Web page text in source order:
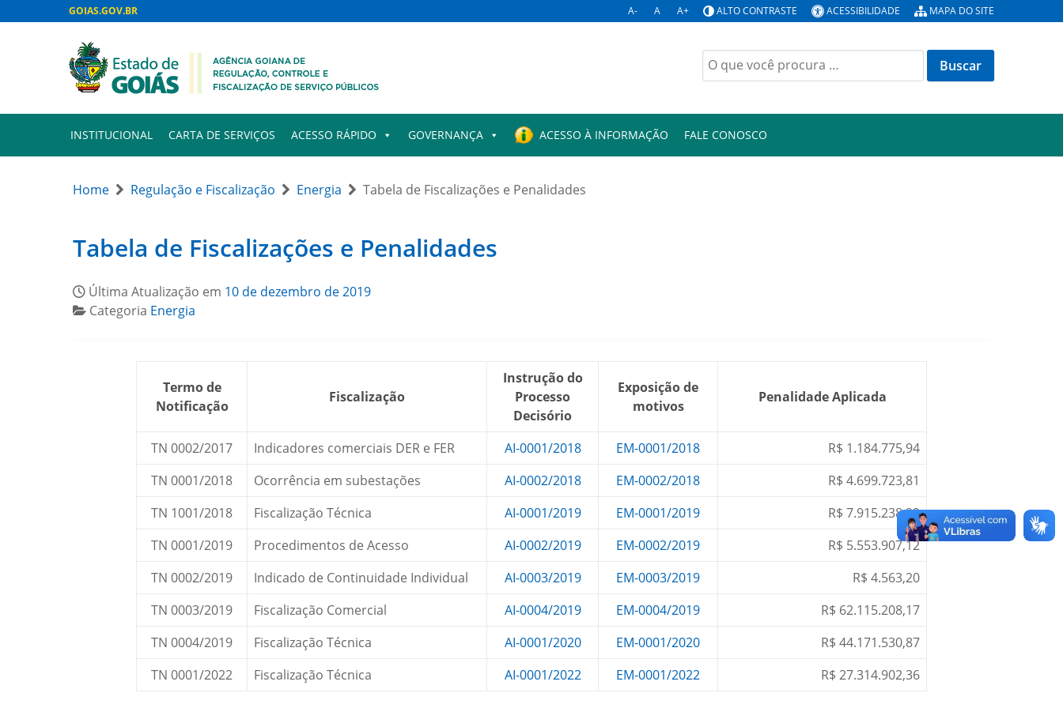
GOIAS.GOV.BR A- A A+ ALTO CONTRASTE ACESSIBILIDADE MAPA DO SITE
Buscar
por:
INSTITUCIONAL CARTA DE SERVIÇOS ACESSO RÁPIDO GOVERNANÇA ACESSO À INFORMAÇÃO FALE CONOSCO
Home Regulação e Fiscalização Energia Tabela de Fiscalizações e Penalidades
Tabela de Fiscalizações e Penalidades
Última Atualização em 10 de dezembro de 2019
Categoria Energia
Termo de
Notificação
Fiscalização
Instrução do
Processo
Decisório
Exposição de
motivos
Penalidade Aplicada
TN 0002/2017 Indicadores comerciais DER e FER AI-0001/2018 EM-0001/2018
R$ 1.184.775,94
TN 0001/2018
Ocorrência em subestações AI-0002/2018 EM-0002/2018
R$ 4.699.723,81
TN 1001/2018
Fiscalização Técnica AI-0001/2019 EM-0001/2019
R$ 7.915.238,22
TN 0001/2019
Procedimentos de Acesso AI-0002/2019 EM-0002/2019
R$ 5.553.907,12
TN 0002/2019
Indicado de Continuidade Individual AI-0003/2019 EM-0003/2019
R$ 4.563,20
TN 0003/2019
Fiscalização Comercial AI-0004/2019 EM-0004/2019
R$ 62.115.208,17
TN 0004/2019
Fiscalização Técnica AI-0001/2020 EM-0001/2020
R$ 44.171.530,87
TN 0001/2022
Fiscalização Técnica AI-0001/2022 EM-0001/2022 R$ 27.314.902,36